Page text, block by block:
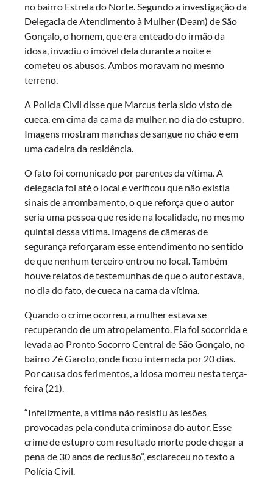
no bairro Estrela do Norte. Segundo a investigação da
Delegacia de Atendimento à Mulher (Deam) de São
Gonçalo, o homem, que era enteado do irmão da
idosa, invadiu o imóvel dela durante a noite e
cometeu os abusos. Ambos moravam no mesmo
terreno.
A Polícia Civil disse que Marcus teria sido visto de
cueca, em cima da cama da mulher, no dia do estupro.
Imagens mostram manchas de sangue no chão e em
uma cadeira da residência.
O fato foi comunicado por parentes da vítima. A
delegacia foi até o local e verificou que não existia
sinais de arrombamento, o que reforça que o autor
seria uma pessoa que reside na localidade, no mesmo
quintal dessa vítima. Imagens de câmeras de
segurança reforçaram esse entendimento no sentido
de que nenhum terceiro entrou no local. Também
houve relatos de testemunhas de que o autor estava,
no dia do fato, de cueca na cama da vítima.
Quando o crime ocorreu, a mulher estava se
recuperando de um atropelamento. Ela foi socorrida e
levada ao Pronto Socorro Central de São Gonçalo, no
bairro Zé Garoto, onde ficou internada por 20 dias.
Por causa dos ferimentos, a idosa morreu nesta terça-
feira (21).
“Infelizmente, a vítima não resistiu às lesões
provocadas pela conduta criminosa do autor. Esse
crime de estupro com resultado morte pode chegar a
pena de 30 anos de reclusão”, esclareceu no texto a
Polícia Civil.